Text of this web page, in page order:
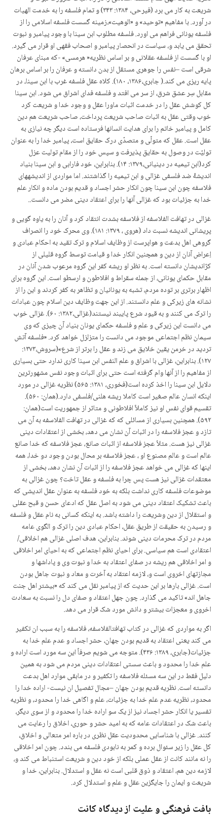
شریعت به کار می برد (فیرحی، ۱۳۸۴: ۳۴۳) و تمام فلسفه را به خدمت الهیات
در آورد. با مفاهیم «توحید» و «الوهیت»،زمینه گسست فلسفه اسلامی را از
فلسفه یونانی فراهم می اورد. فلسفه مطلوب ابن سینا با وجود پیامبر و نبوت
تحقق می یابد و، سیاست در انحصار پیامبر و اصحاب فقهی او قرار می گیرد.
او با گسست از فلسفه عقلانی و بر اساس نظریه« هرمسی» -که مبنای عرفان
شرقی است –نفس را جوهری مستقل از بدن دانسته و عرفان را بر اساس برهان
پایه ریزی می کند.( جابری،۱۳۸۶، ۱۸۰). کلاه عقل فلسفه غرب با ابن سینا، در
مقابل سِر عشق شرق، از سر می افتد و فلسفه فدای اشراق می شود. ابن سینا
کل کوشش عقل را در خدمت اثبات ماورا عقل و وجود خدا و شریعت کرد
خوب وقتی عقل به اثبات صاحب شریعت پرداخت، صاحب شریعت هم دین
کامل و پیامبر خاتم را برای هدایت انسانها فرستاده است دیگر چه نیازی به
عقل است. عقل که متولّی و متصدّی درک حقایق است، پیامبر خدا را به عنوان
تولیّت در وصول به حقایق پذیرفت و سپس خود را از مقام تولیت عزل
کرد(ابن تیمیه در دینیانی،۱۳۷۹: ۱۴). بنابراین، خود فارابی و ابن سینا بنیاد
اندیشۀ ضد فلسفی غزالی و ابن تیمیه را گذاشتند. اما مواردی از اندیشه­های
فلاسفه چون ابن سینا چون انکار حشر اجساد و قدیم بودن ماده و انکار علم
خدا به جزئیات بود که غزالی آنها را برای اعتقاد دینی مضر می دانست..
غزالی در تهافت الفلاسفه از فلاسفه بشدت انتقاد کرد و آنان را به یاوه گویی و
پریشانی اندیشه نسبت داد (هروی ، ۱۳۷۹: ۱۸۱). وی محرک خود را انصراف
گروهی اهل بدعت و هواپرست از وظایف اسلام و ترک تقید به احکام عبادی و
اِعراض آنان از دین و همچنین انکار خدا و قیامت توسط گروه قلیلی از
کژاندیشان دانسته است. به نظر او ریشه کفر این گروه مرعوب شدن آنان در
مقابل حکمای یونانی، از جمله سقراط و افلاطون و ارسطو است. این گروه برای
اظهار برتری بر توده مردم، تشبه به یونانیان و تظاهر به کفر کردند و این را از
نشانه های زیرکی و علم دانستند. از این جهت وظایف دین اسلام چون عبادات
را ترک می کنند و به قیود شرع پای­بند نیستند(غزالی،۱۳۸۲: ۶۰). غزالی خوب
می دانست این زیرکی و علم و فلسفه حکمای یونان بنیاد آن چیزی که وی
سیمان نظم اجتماعی موجود می دانست را متزلزل خواهد کرد. «فلسفه آتش
تردید در خرمن یقین خلایق می زند و عقل را برتر از شرع»(سروش،۱۳۷۳:
۱۲۷). بنابراین، غزالی با اشراق و علم النفس ابن سینا کاری ندارد حتی بسیاری
از مفاهیم را از آنها وام گرفته است حتی برای اثبات وجود نفس مشهورترین
دلایل ابن سینا را اخذ کرده است(فخوری، ۱۳۸۱: ۵۶۵) نظریه غزالی در مورد
اینکه انسان عالم صغیر است کاملا ریشه هلنی/فلسفی دارد.(همان: ۵۶۰).
تقسیم قوای نفس او نیز کاملاً افلاطونی و متاثر از جمهوریت است(همان:
۵۹۲). همچنین بسیاری از مسائلی که که غزالی در تهافت الفلاسفه به آن می
تازد و عجز فلاسفه را در اثبات آن نشان می دهد، بخشی از اعتقادات دینی
غزالی نیز هست. مثلاً عجز فلاسفه از اثبات صانع، عجز فلاسفه که خدا صانع
عالم است و عالم مصنوع او ، عجز فلاسفه بر محال بودن وجود دو خدا، همه
اینها که غزالی می خواهد عجز فلاسفه را از اثبات آن نشان دهد، بخشی از
معتقدات غزالی نیز هست پس چرا به فلسفه و عقل تاخت؟ چون غزالی به
موضوعات فلسفه کاری نداشت بلکه به خود فلسفه به عنوان عقل اندیشی که
باعث تشکیک اعتقاد دینی می شود به اصل عقل که ادعای حسن و قبح عقلی
و استقلال از دین وشریعت را داشته باشد. به اینکه کسانی به نام عقل و فلسفه
و رسیدن به حقیقت از طریق عقل، احکام عبادی دین را ترک و الگوی عامه
مردم در ترک محرمات دینی شوند. بنابراین، هدف اصلی غزالی هم اخلاقی/
اعتقادی است هم سیاسی. برای احیای نظم اجتماعی که به احیای امر اخلاقی
و امر اخلاقی هم ریشه در صفای اعتقاد به خدا و نبوت وی و پاداشها و
مجازتهای اخروی است و، لازمه اعتقاد به آخرت و معاد و نبوت جاهل بودن
است. غزالی بارها بر این حدیت که از پیامبر نقل می کند که «بیشتر اهل جنت
جاهل اند» تاکید می گذارد. چون جهل اعتقاد و صفای دل را نسبت به سعادت
اخروی و معجزات بیشتر و دانش مورد شک قرار می دهد.
اگر به مواردی که غزالی در کتاب تهافت­الفلاسفه، فلاسفه را به سبب ان تکفیر
می کند یعنی اعتقاد به قدیم بودن جهان، حشر اجساد و عدم علم خدا به
جزئیات(جابری، ۱۳۸۹: ۴۳۶). متوجه می شویم صرفاً این سه مورد است اراده و
علم خدا را محدود و باعث سستی اعتقادات دینی مردم می شود به همین
دلیل فقط در این سه مسئله فلاسفه را تکفیر و در مابقی موارد اهل بدعت
دانسته است. نظریه قدیم بودن جهان –مجال تفصیل ان نیست- اراده خدا را
محدود، نظریه عدم علم خدا به جزئیات، علم و اگاهی خدا را محدود، و نظریه
تفسیر یا انکار حشر اجساد نیز از یک سو اراده خدا را محدود و از سوی دیگر،
باعث شک در اعتقادات عامه که به امید حشر و حوری، اخلاق را رعایت می
کنند. غزالی با شناسایی محدودیت عقل نظری در باره امر متعالی و اخلاق،
کل عقل را زیر سئوال برده و کمر به نابودی فلسفه می بندد. چون امر اخلاقی
را نه مانند کانت از عقل عملی بلکه از خود دین و شریعت استنباط می کند و،
لازمه دین هم، اعتقاد و ذوق قلبی است نه عقل و استدلال. بنابراین، خدا و
شریعت و ایمان را جایگزین عقل و علم و استدلال کرد.
بافت فرهنگی و علیت از دیدگاه کانت